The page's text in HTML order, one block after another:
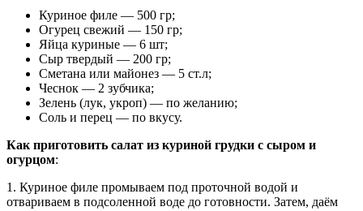
Куриное филе — 500 гр;
Огурец свежий — 150 гр;
Яйца куриные — 6 шт;
Сыр твердый — 200 гр;
Сметана или майонез — 5 ст.л;
Чеснок — 2 зубчика;
Зелень (лук, укроп) — по желанию;
Соль и перец — по вкусу.
Как приготовить салат из куриной грудки с сыром и
огурцом:
1. Куриное филе промываем под проточной водой и
отвариваем в подсоленной воде до готовности. Затем, даём